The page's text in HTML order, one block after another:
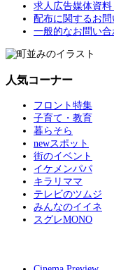
求人広告媒体資料
配布に関するお
一般的なお問い合
人気コーナー
フロント特集
子育て・教育
暮らそら
newスポット
街のイベント
イケメンパパ
キラリママ
テレビのツムジ
みんなのイイネ
スグレMONO